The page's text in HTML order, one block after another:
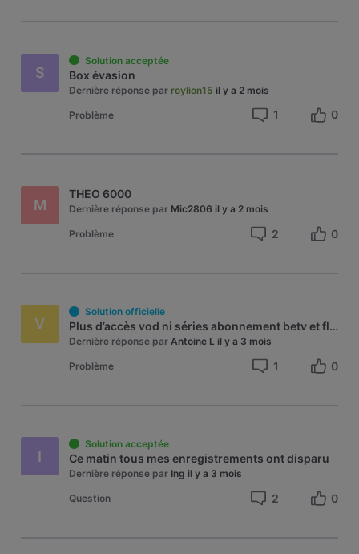
S
Solution acceptée
Box évasion
Dernière réponse par roylion15 il y a 2 mois
Problème 1 0
M
THEO 6000
Dernière réponse par Mic2806 il y a 2 mois
Problème 2 0
V
Solution officielle
Plus d’accès vod ni séries abonnement betv et flashmodem
Dernière réponse par Antoine L il y a 3 mois
Problème 1 0
I
Solution acceptée
Ce matin tous mes enregistrements ont disparu
Dernière réponse par Ing il y a 3 mois
Question 2 0